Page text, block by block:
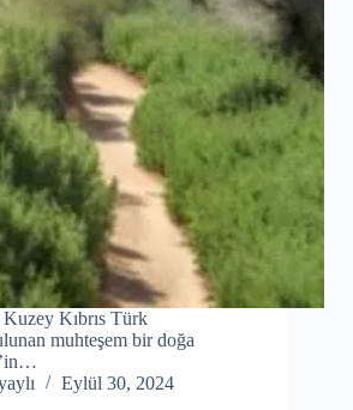
Kuzey Kıbrıs Türk
muhteşem bir doğa
Eylül 30, 2024